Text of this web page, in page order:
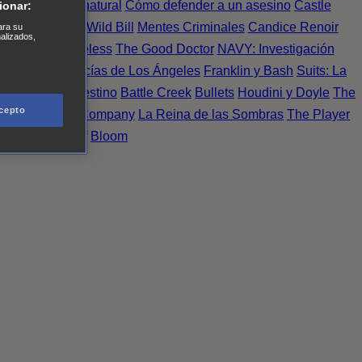
Sobrenatural Cómo defender a un asesino Castle
de Noche Wild Bill Mentes Criminales Candice Renoir
Timeless The Good Doctor NAVY: Investigación
Finest. Policías de Los Ángeles Franklin y Bash Suits: La
More Último Destino Battle Creek Bullets Houdini y Doyle The
X Company La Reina de las Sombras The Player
Bloom
su